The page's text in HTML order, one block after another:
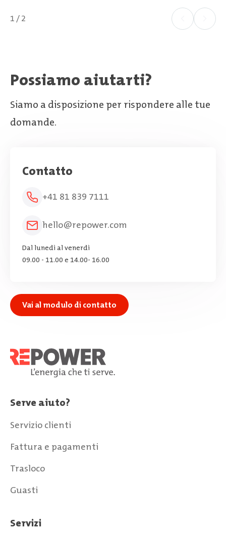
1 / 2
Possiamo aiutarti?
Siamo a disposizione per rispondere alle tue
domande.
Contatto
+41 81 839 7111
hello@repower.com
Dal lunedì al venerdì
09.00 - 11.00 e 14.00- 16.00
Vai al modulo di contatto
Serve aiuto?
Servizio clienti
Fattura e pagamenti
Trasloco
Guasti
Servizi